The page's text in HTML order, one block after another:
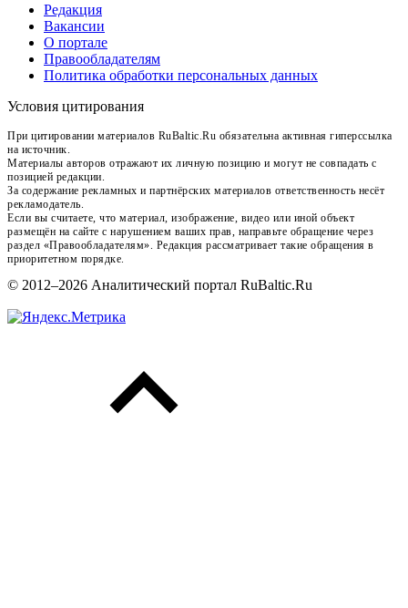
Редакция
Вакансии
О портале
Правообладателям
Политика обработки персональных данных
Условия цитирования
При цитировании материалов RuBaltic.Ru обязательна активная гиперссылка
на источник.
Материалы авторов отражают их личную позицию и могут не совпадать с
позицией редакции.
За содержание рекламных и партнёрских материалов ответственность несёт
рекламодатель.
Если вы считаете, что материал, изображение, видео или иной объект
размещён на сайте с нарушением ваших прав, направьте обращение через
раздел «Правообладателям». Редакция рассматривает такие обращения в
приоритетном порядке.
© 2012–2026 Аналитический портал RuBaltic.Ru